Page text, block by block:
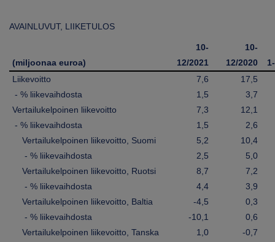
AVAINLUVUT, LIIKETULOS
(miljoonaa euroa)
10-
12/2021
10-
12/2020
Liikevoitto
7,6
17,5
- % liikevaihdosta
1,5
3,7
Vertailukelpoinen liikevoitto
7,3
12,1
- % liikevaihdosta
1,5
2,6
Vertailukelpoinen liikevoitto, Suomi
5,2
10,4
- % liikevaihdosta
2,5
5,0
Vertailukelpoinen liikevoitto, Ruotsi
8,7
7,2
- % liikevaihdosta
4,4
3,9
Vertailukelpoinen liikevoitto, Baltia
-4,5
0,3
- % liikevaihdosta
-10,1
0,6
Vertailukelpoinen liikevoitto, Tanska
1,0
-0,7